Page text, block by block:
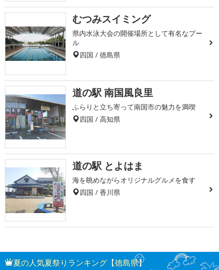
むつみスイミング
県内水泳大会の開催場所として有名なプー
ル
四国 / 徳島県
道の駅 南国風良里
ふらりと立ち寄って南国市の魅力を満喫
四国 / 高知県
道の駅 とよはま
海を眺めながらオリジナルグルメを食す
四国 / 香川県
夏の人気夏祭りランキング【徳島県】